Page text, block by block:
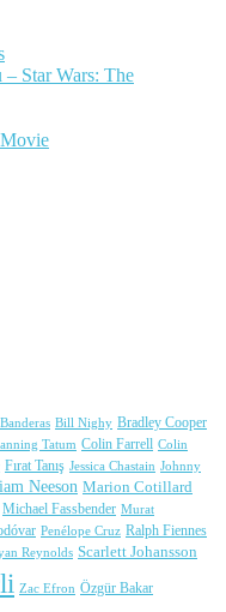
Star Wars: The
Bill Nighy Bradley Cooper
Tatum Colin Farrell Colin
Fırat Tanış Jessica Chastain Johnny
Neeson Marion Cotillard
Michael Fassbender Murat
Penélope Cruz Ralph Fiennes
Reynolds Scarlett Johansson
Zac Efron Özgür Bakar